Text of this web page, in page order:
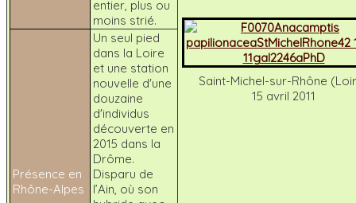
Saint-Michel-sur-Rhône
15 avril 2011
entier, plus ou
moins strié.
Présence en
Rhône-Alpes
Un seul pied
dans la Loire
et une station
nouvelle d'une
douzaine
d'individus
découverte en
2015 dans la
Drôme.
Disparu de
l’Ain, où son